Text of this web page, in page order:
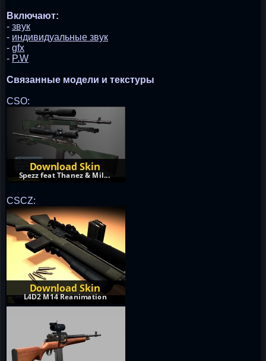
Включают:
- звук
- индивидуальные звук
- gfx
- P.W
Связанные модели и текстуры
CSO:
CSCZ: